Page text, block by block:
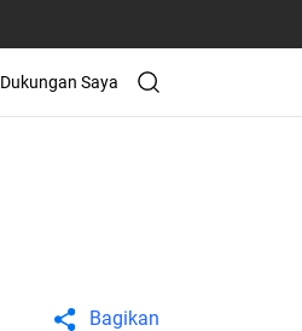
Dukungan Saya
Bagikan